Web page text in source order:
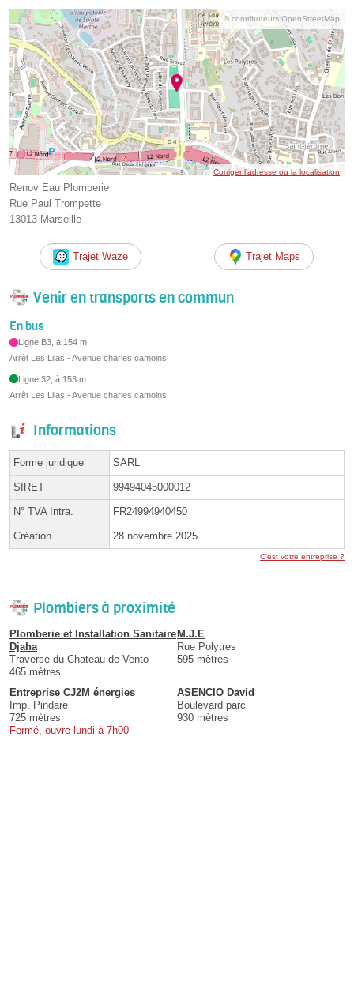
© contributeurs OpenStreetMap
Corriger l’adresse ou la localisation
Renov Eau Plomberie
Rue Paul Trompette
13013 Marseille
Trajet Waze Trajet Maps
Venir en transports en commun
En bus
Ligne B3, à 154 m
Arrêt Les Lilas - Avenue charles camoins
Ligne 32, à 153 m
Arrêt Les Lilas - Avenue charles camoins
Informations
Forme juridique SARL
SIRET 99494045000012
N° TVA Intra. FR24994940450
Création 28 novembre 2025
C'est votre entreprise ?
Plombiers à proximité
Plomberie et Installation Sanitaire
Djaha
Traverse du Chateau de Vento
465 mètres
M.J.E
Rue Polytres
595 mètres
Entreprise CJ2M énergies
Imp. Pindare
725 mètres
Fermé, ouvre lundi à 7h00
ASENCIO David
Boulevard parc
930 mètres